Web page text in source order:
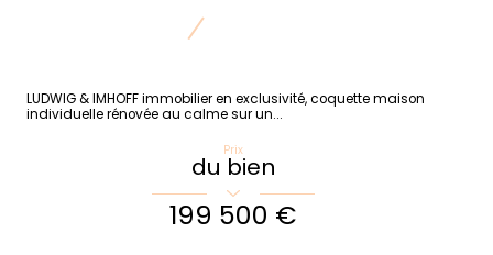
LUDWIG & IMHOFF immobilier en exclusivité, coquette maison
individuelle rénovée au calme sur un...
Prix
du bien
199 500 €